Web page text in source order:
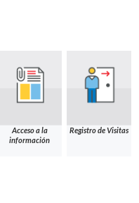
Acceso a la
información
Registro de Visitas